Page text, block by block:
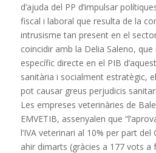
d’ajuda del PP d’impulsar
fiscal i laboral que resulta de la
intrusisme tan present en el
coincidir amb la Delia Saleno,
específic directe en el PIB
sanitària i socialment estratègic,
pot causar greus perjudicis
Les empreses veterinàries de
EMVETIB, assenyalen que
l’IVA veterinari al 10% per part
ahir dimarts (gràcies a 177 vots